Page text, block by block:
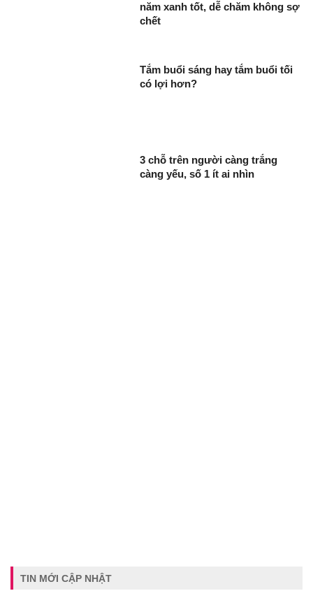
năm xanh tốt, dễ chăm không sợ
chết
Tắm buổi sáng hay tắm buổi tối
có lợi hơn?
3 chỗ trên người càng trắng
càng yếu, số 1 ít ai nhìn
TIN MỚI CẬP NHẬT